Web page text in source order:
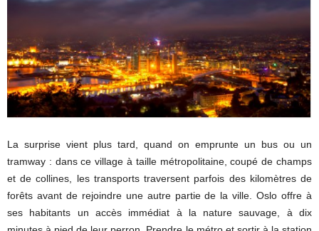
La surprise vient plus tard, quand on emprunte un bus ou un
tramway : dans ce village à taille métropolitaine, coupé de champs
et de collines, les transports traversent parfois des kilomètres de
forêts avant de rejoindre une autre partie de la ville. Oslo offre à
ses habitants un accès immédiat à la nature sauvage, à dix